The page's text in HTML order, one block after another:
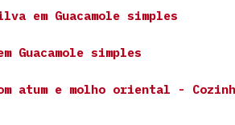
em Guacamole simples
Guacamole simples
atum e molho oriental - Cozinha